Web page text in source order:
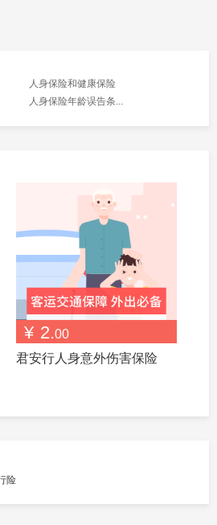
人身保险和健康保险
人身保险年龄误告条...
¥ 2.00
君安行人身意外伤害保险